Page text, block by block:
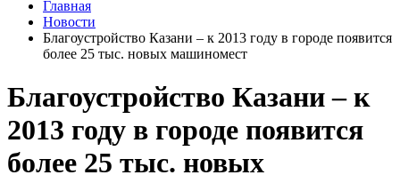
Главная
Новости
Благоустройство Казани – к 2013 году в городе появится
более 25 тыс. новых машиномест
Благоустройство Казани – к
2013 году в городе появится
более 25 тыс. новых